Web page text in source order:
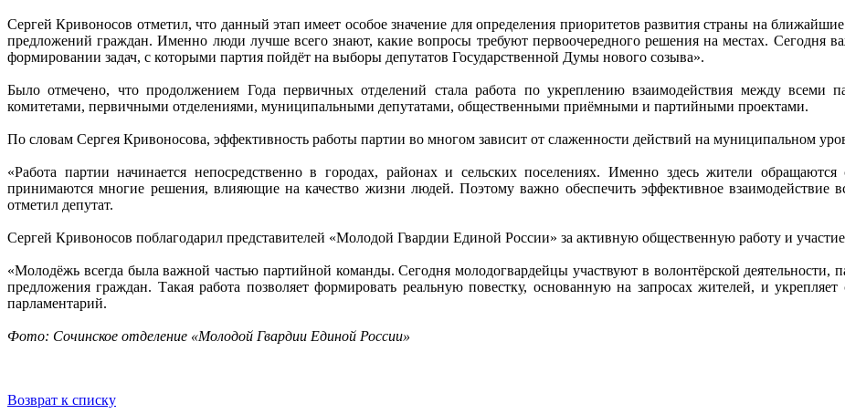
Сергей Кривоносов отметил, что данный этап имеет особое значение для определения приоритетов развития страны на
предложений граждан. Именно люди лучше всего знают, какие вопросы требуют первоочередного решения на местах. Сегодня
формировании задач, с которыми партия пойдёт на выборы депутатов Государственной Думы нового созыва».
Было отмечено, что продолжением Года первичных отделений стала работа по укреплению взаимодействия между
комитетами, первичными отделениями, муниципальными депутатами, общественными приёмными и партийными проектами.
По словам Сергея Кривоносова, эффективность работы партии во многом зависит от слаженности действий на муниципальном
«Работа партии начинается непосредственно в городах, районах и сельских поселениях. Именно здесь жители
принимаются многие решения, влияющие на качество жизни людей. Поэтому важно обеспечить эффективное взаимодействие
отметил депутат.
Сергей Кривоносов поблагодарил представителей «Молодой Гвардии Единой России» за активную общественную работу и
«Молодёжь всегда была важной частью партийной команды. Сегодня молодогвардейцы участвуют в волонтёрской деятельности,
предложения граждан. Такая работа позволяет формировать реальную повестку, основанную на запросах жителей, и
парламентарий.
Фото: Сочинское отделение «Молодой Гвардии Единой России»
Возврат к списку